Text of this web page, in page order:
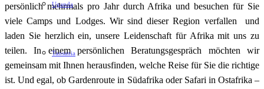
Uganda
Tansania
persönlich mehrmals pro Jahr durch Afrika und besuchen für Sie
viele Camps und Lodges. Wir sind dieser Region verfallen und
laden Sie herzlich ein, unsere Leidenschaft für Afrika mit uns zu
teilen. In einem persönlichen Beratungsgespräch möchten wir
gemeinsam mit Ihnen herausfinden, welche Reise für Sie die richtige
ist. Und egal, ob Gardenroute in Südafrika oder Safari in Ostafrika –